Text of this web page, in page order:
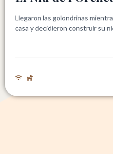
Llegaron las golondrinas
casa y decidieron construir su